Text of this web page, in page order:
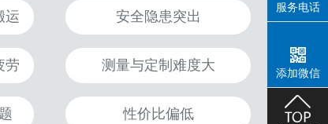
运 安全隐患突出
劳 测量与定制难度大
性价比偏低
服务电话
添加微信